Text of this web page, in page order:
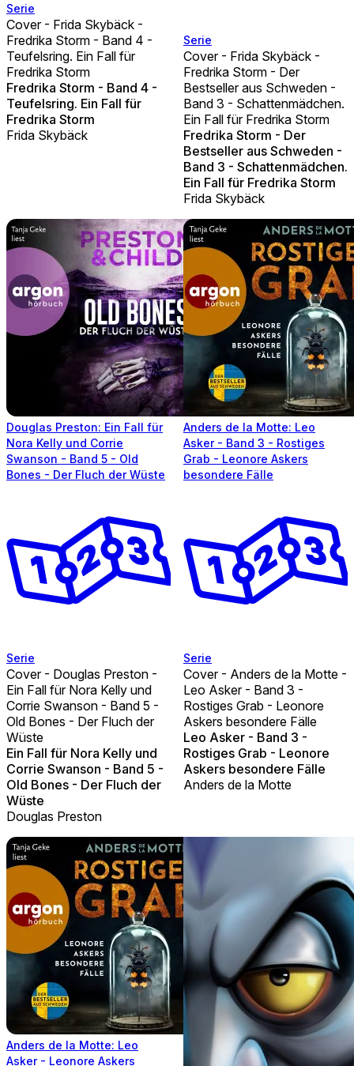
Serie
Cover - Frida Skybäck -
Fredrika Storm - Band 4 -
Teufelsring. Ein Fall für
Fredrika Storm
Fredrika Storm - Band 4 -
Teufelsring. Ein Fall für
Fredrika Storm
Frida Skybäck
Serie
Cover - Frida Skybäck -
Fredrika Storm - Der
Bestseller aus Schweden -
Band 3 - Schattenmädchen.
Ein Fall für Fredrika Storm
Fredrika Storm - Der
Bestseller aus Schweden -
Band 3 - Schattenmädchen.
Ein Fall für Fredrika Storm
Frida Skybäck
Douglas Preston: Ein Fall für
Nora Kelly und Corrie
Swanson - Band 5 - Old
Bones - Der Fluch der Wüste
Serie
Cover - Douglas Preston -
Ein Fall für Nora Kelly und
Corrie Swanson - Band 5 -
Old Bones - Der Fluch der
Wüste
Ein Fall für Nora Kelly und
Corrie Swanson - Band 5 -
Old Bones - Der Fluch der
Wüste
Douglas Preston
Anders de la Motte: Leo
Asker - Band 3 - Rostiges
Grab - Leonore Askers
besondere Fälle
Serie
Cover - Anders de la Motte -
Leo Asker - Band 3 -
Rostiges Grab - Leonore
Askers besondere Fälle
Leo Asker - Band 3 -
Rostiges Grab - Leonore
Askers besondere Fälle
Anders de la Motte
Anders de la Motte: Leo
Asker - Leonore Askers